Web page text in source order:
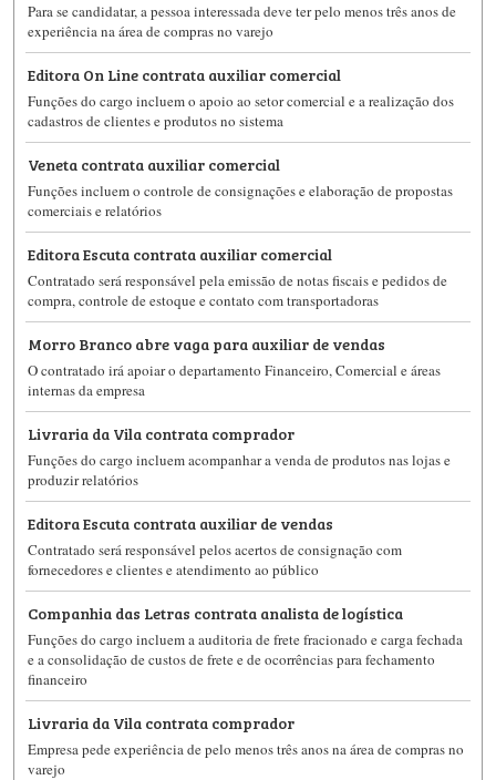
Para se candidatar, a pessoa interessada deve ter pelo menos três anos de
experiência na área de compras no varejo
Editora On Line contrata auxiliar comercial
Funções do cargo incluem o apoio ao setor comercial e a realização dos
cadastros de clientes e produtos no sistema
Veneta contrata auxiliar comercial
Funções incluem o controle de consignações e elaboração de propostas
comerciais e relatórios
Editora Escuta contrata auxiliar comercial
Contratado será responsável pela emissão de notas fiscais e pedidos de
compra, controle de estoque e contato com transportadoras
Morro Branco abre vaga para auxiliar de vendas
O contratado irá apoiar o departamento Financeiro, Comercial e áreas
internas da empresa
Livraria da Vila contrata comprador
Funções do cargo incluem acompanhar a venda de produtos nas lojas e
produzir relatórios
Editora Escuta contrata auxiliar de vendas
Contratado será responsável pelos acertos de consignação com
fornecedores e clientes e atendimento ao público
Companhia das Letras contrata analista de logística
Funções do cargo incluem a auditoria de frete fracionado e carga fechada
e a consolidação de custos de frete e de ocorrências para fechamento
financeiro
Livraria da Vila contrata comprador
Empresa pede experiência de pelo menos três anos na área de compras no
varejo